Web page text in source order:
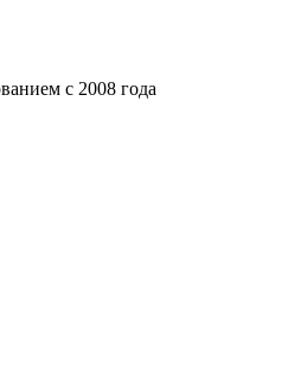
с 2008 года